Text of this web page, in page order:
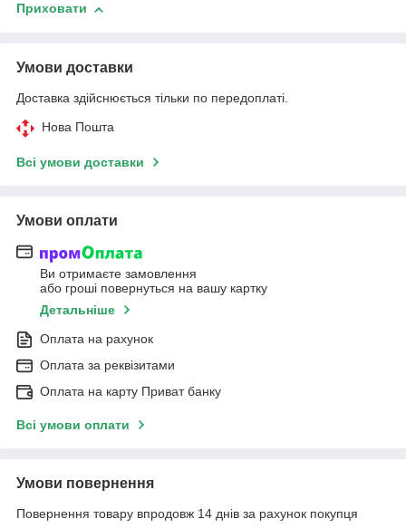
Приховати
Умови доставки
Доставка здійснюється тільки по передоплаті.
Нова Пошта
Всі умови доставки
Умови оплати
Ви отримаєте замовлення
або гроші повернуться на вашу картку
Детальніше
Оплата на рахунок
Оплата за реквізитами
Оплата на карту Приват банку
Всі умови оплати
Умови повернення
Повернення товару впродовж 14 днів за рахунок покупця